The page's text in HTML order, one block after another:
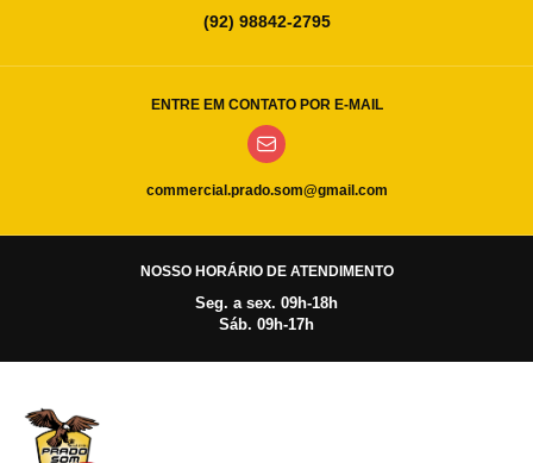
(92) 98842-2795
ENTRE EM CONTATO POR E-MAIL
commercial.prado.som@gmail.com
NOSSO HORÁRIO DE ATENDIMENTO
Seg. a sex. 09h-18h
Sáb. 09h-17h